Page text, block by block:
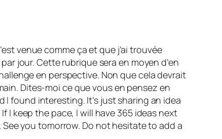
venue comme ça et que j’ai trouvée
jour. Cette rubrique sera en moyen d’en
en perspective. Non que cela devrait
Dites-moi ce que vous en pensez en
I found interesting. It’s just sharing an idea
I keep the pace, I will have 365 ideas next
you tomorrow. Do not hesitate to add a